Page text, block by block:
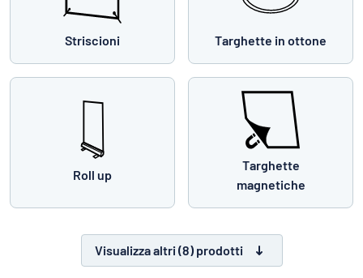
Striscioni Targhette in ottone
Roll up
Targhette
magnetiche
Visualizza altri (8) prodotti